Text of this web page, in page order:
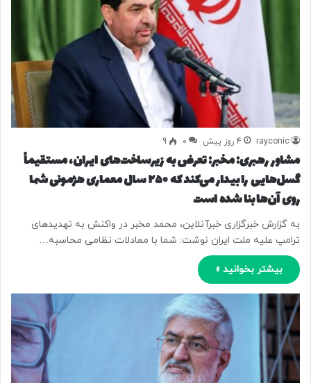
rayconic 4 روز پیش 0
9
مشاور رهبری: مخبر: تعرض به زیرساخت‌های ایران، مستقیماً
گسل‌هایی را بیدار می‌کند که ۲۵۰ سال معماری هژمونی شما
روی آن‌ها بنا شده است
به گزارش خبرگزاری خبرآنلاین، محمد مخبر در واکنش به تهدیدهای
ترامپ علیه ملت ایران نوشت: شما با معادلات نظامی محاسبه…
بیشتر بخوانید »